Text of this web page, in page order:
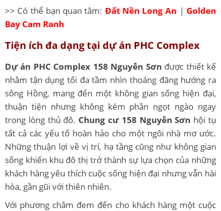
>> Có thể bạn quan tâm: Đất Nền Long An | Golden
Bay Cam Ranh
Tiện ích đa dạng tại dự án PHC Complex
Dự án PHC Complex 158 Nguyễn Sơn được thiết kế
nhằm tận dụng tối đa tầm nhìn thoáng đãng hướng ra
sông Hồng, mang đến một không gian sống hiện đại,
thuận tiện nhưng không kém phần ngọt ngào ngay
trong lòng thủ đô. Chung cư 158 Nguyễn Sơn hội tụ
tất cả các yếu tố hoàn hảo cho một ngôi nhà mơ ước.
Những thuận lợi về vị trí, hạ tầng cũng như không gian
sống khiến khu đô thị trở thành sự lựa chọn của những
khách hàng yêu thích cuộc sống hiện đại nhưng vẫn hài
hòa, gần gũi với thiên nhiên.
Với phương châm đem đến cho khách hàng một cuộc